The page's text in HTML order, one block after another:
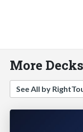
More
See All by